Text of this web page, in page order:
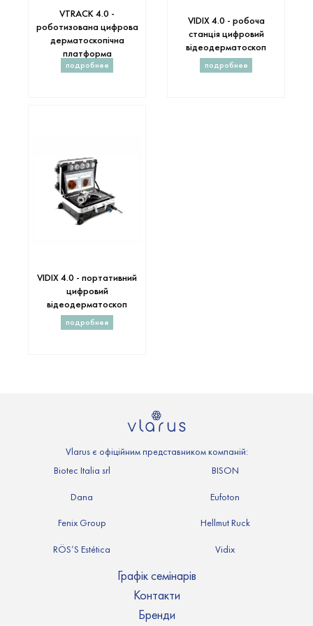
VTRACK 4.0 -
роботизована цифрова
дерматоскопічна
платформа
подробнее
VIDIX 4.0 - робоча
станція цифровий
відеодерматоскоп
подробнее
VIDIX 4.0 - портативний
цифровий
відеодерматоскоп
подробнее
Vlarus є офіційним представником компаній:
Biotec Italia srl
BISON
Dana Eufoton
Fenix Group Hellmut Ruck
RÖS’S Estética Vidix
Графік семінарів
Контакти
Бренди